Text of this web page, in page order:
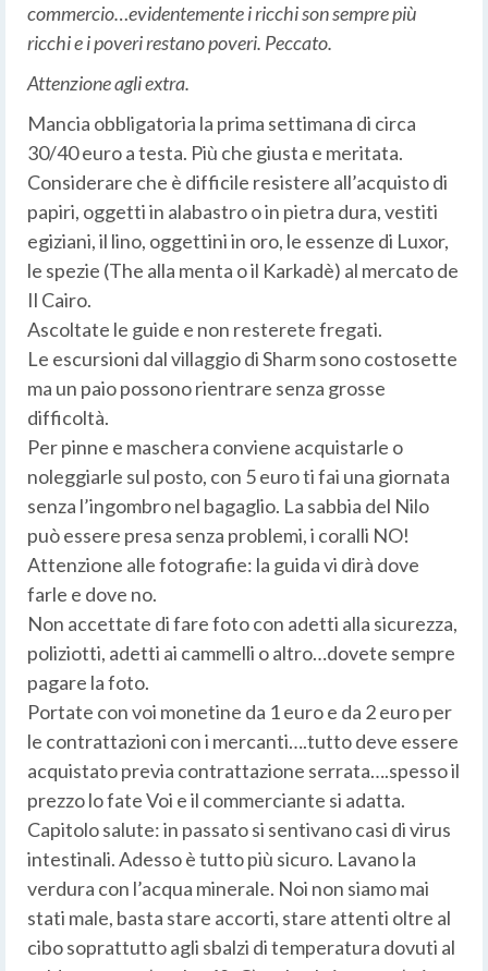
commercio…evidentemente i ricchi son sempre più
ricchi e i poveri restano poveri. Peccato.
Attenzione agli extra.
Mancia obbligatoria la prima settimana di circa
30/40 euro a testa. Più che giusta e meritata.
Considerare che è difficile resistere all’acquisto di
papiri, oggetti in alabastro o in pietra dura, vestiti
egiziani, il lino, oggettini in oro, le essenze di Luxor,
le spezie (The alla menta o il Karkadè) al mercato de
Il Cairo.
Ascoltate le guide e non resterete fregati.
Le escursioni dal villaggio di Sharm sono costosette
ma un paio possono rientrare senza grosse
difficoltà.
Per pinne e maschera conviene acquistarle o
noleggiarle sul posto, con 5 euro ti fai una giornata
senza l’ingombro nel bagaglio. La sabbia del Nilo
può essere presa senza problemi, i coralli NO!
Attenzione alle fotografie: la guida vi dirà dove
farle e dove no.
Non accettate di fare foto con adetti alla sicurezza,
poliziotti, adetti ai cammelli o altro…dovete sempre
pagare la foto.
Portate con voi monetine da 1 euro e da 2 euro per
le contrattazioni con i mercanti….tutto deve essere
acquistato previa contrattazione serrata….spesso il
prezzo lo fate Voi e il commerciante si adatta.
Capitolo salute: in passato si sentivano casi di virus
intestinali. Adesso è tutto più sicuro. Lavano la
verdura con l’acqua minerale. Noi non siamo mai
stati male, basta stare accorti, stare attenti oltre al
cibo soprattutto agli sbalzi di temperatura dovuti al